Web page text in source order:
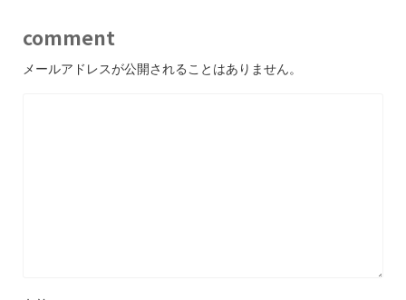
comment
メールアドレスが公開されることはありません。